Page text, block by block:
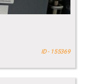
ID - 155369